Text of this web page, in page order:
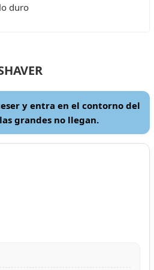
duro
y entra en el contorno del
grandes no llegan.